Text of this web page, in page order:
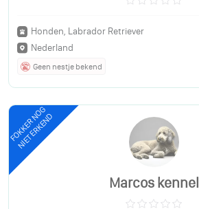
Honden, Labrador Retriever
Nederland
Geen nestje bekend
FOKKER NOG
NIET ERKEND
Marcos kennel